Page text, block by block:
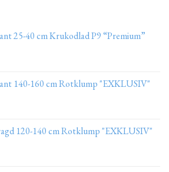
25-40 cm Krukodlad P9 “Premium”
140-160 cm Rotklump "EXKLUSIV"
120-140 cm Rotklump "EXKLUSIV"